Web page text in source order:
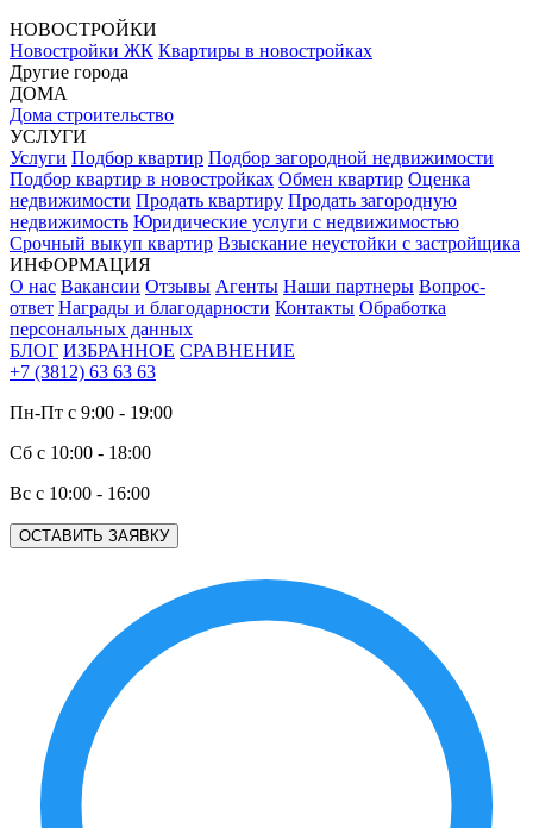
НОВОСТРОЙКИ
Новостройки ЖК Квартиры в новостройках
Другие города
ДОМА
Дома строительство
УСЛУГИ
Услуги Подбор квартир Подбор загородной недвижимости
Подбор квартир в новостройках Обмен квартир Оценка
недвижимости Продать квартиру Продать загородную
недвижимость Юридические услуги с недвижимостью
Срочный выкуп квартир Взыскание неустойки с застройщика
ИНФОРМАЦИЯ
О нас Вакансии Отзывы Агенты Наши партнеры Вопрос-
ответ Награды и благодарности Контакты Обработка
персональных данных
БЛОГ ИЗБРАННОЕ СРАВНЕНИЕ
+7 (3812) 63 63 63
Пн-Пт с 9:00 - 19:00
Сб с 10:00 - 18:00
Вс с 10:00 - 16:00
ОСТАВИТЬ ЗАЯВКУ